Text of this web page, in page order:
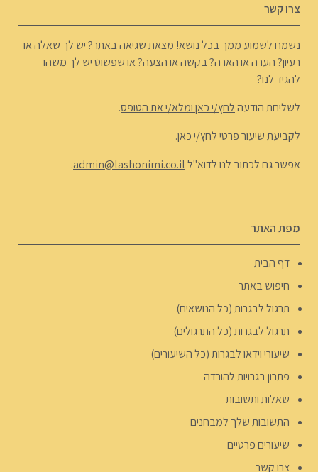
צרו קשר
נשמח לשמוע ממך בכל נושא! מצאת שגיאה באתר? יש לך שאלה או
רעיון? הערה או הארה? בקשה או הצעה? או שפשוט יש לך משהו
להגיד לנו?
לשליחת הודעהלחץ/י כאן ומלא/י את הטופס.
לקביעת שיעור פרטילחץ/י כאן.
אפשר גם לכתוב לנו לדוא"לadmin@lashonimi.co.il
.
מפת האתר
דף הבית
חיפוש באתר
תרגול לבגרות (כל הנושאים)
תרגול לבגרות (כל התרגולים)
שיעורי וידאו לבגרות (כל השיעורים)
פתרון בגרויות להורדה
שאלות ותשובות
התשובות שלך למבחנים
שיעורים פרטיים
צרו קשר